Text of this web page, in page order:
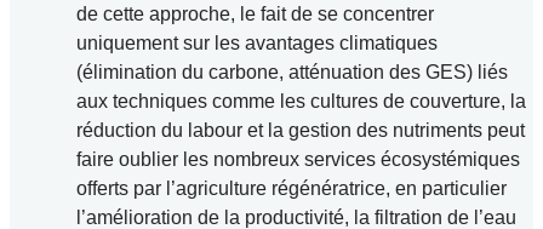
de cette approche, le fait de se concentrer
uniquement sur les avantages climatiques
(élimination du carbone, atténuation des GES) liés
aux techniques comme les cultures de couverture, la
réduction du labour et la gestion des nutriments peut
faire oublier les nombreux services écosystémiques
offerts par l’agriculture régénératrice, en particulier
l’amélioration de la productivité, la filtration de l’eau